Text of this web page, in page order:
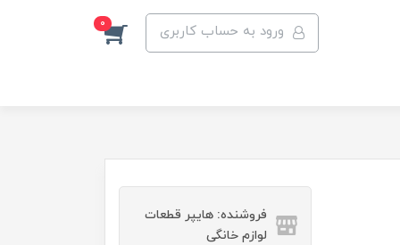
ورود به حساب کاربری 0
فروشنده: هایپر قطعات
لوازم خانگی